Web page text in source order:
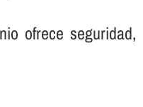
ofrece seguridad,